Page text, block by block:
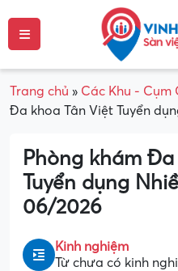
Trang chủ » Các Khu - Cụm
Đa khoa Tân Việt Tuyển
Phòng khám
Tuyển dụng
06/2026
Kinh nghiệm
Từ chưa có kinh